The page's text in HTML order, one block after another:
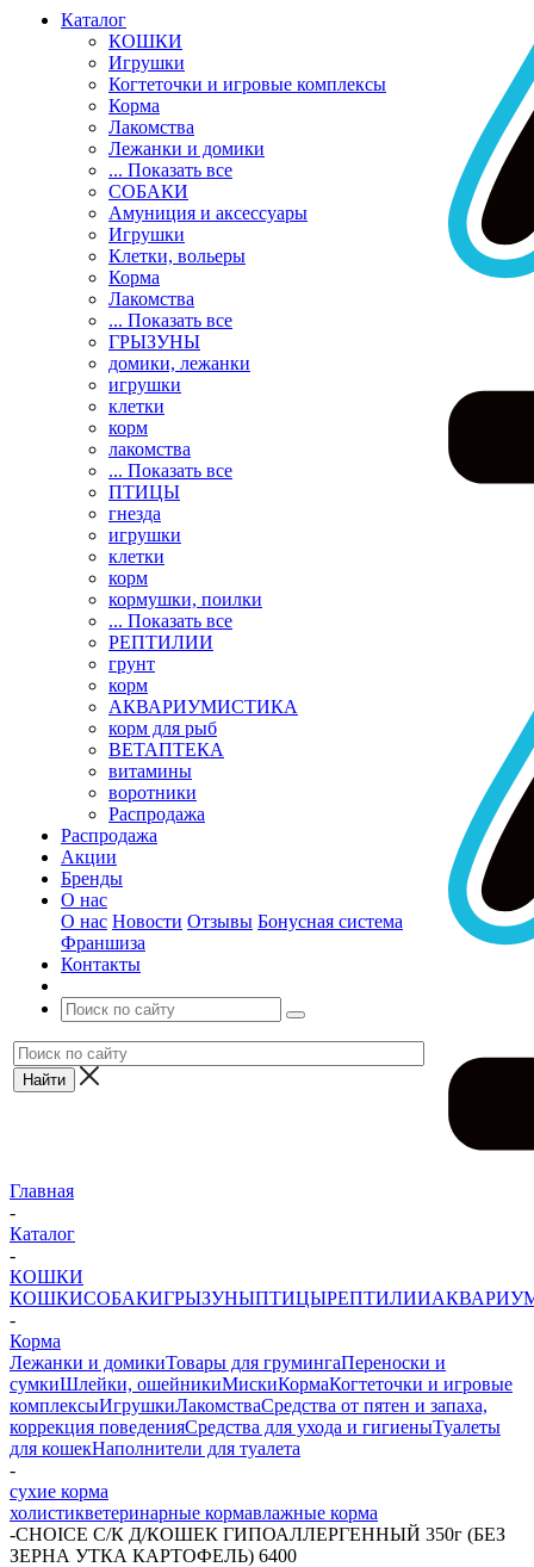
Каталог
КОШКИ
Игрушки
Когтеточки и игровые комплексы
Корма
Лакомства
Лежанки и домики
... Показать все
СОБАКИ
Амуниция и аксессуары
Игрушки
Клетки, вольеры
Корма
Лакомства
... Показать все
ГРЫЗУНЫ
домики, лежанки
игрушки
клетки
корм
лакомства
... Показать все
ПТИЦЫ
гнезда
игрушки
клетки
корм
кормушки, поилки
... Показать все
РЕПТИЛИИ
грунт
корм
АКВАРИУМИСТИКА
корм для рыб
ВЕТАПТЕКА
витамины
воротники
Распродажа
Распродажа
Акции
Бренды
О нас
О нас Новости Отзывы Бонусная система
Франшиза
Контакты
Главная
-
Каталог
-
КОШКИ
КОШКИСОБАКИГРЫЗУНЫПТИЦЫРЕПТИЛИИ
-
Корма
Лежанки и домикиТовары для грумингаПереноски и
сумкиШлейки, ошейникиМискиКормаКогтеточки и игровые
комплексыИгрушкиЛакомстваСредства от пятен и запаха,
коррекция поведенияСредства для ухода и гигиеныТуалеты
для кошекНаполнители для туалета
-
сухие корма
холистикветеринарные кормавлажные корма
-CHOICE С/К Д/КОШЕК ГИПОАЛЛЕРГЕННЫЙ 350г (БЕЗ
ЗЕРНА УТКА КАРТОФЕЛЬ) 6400